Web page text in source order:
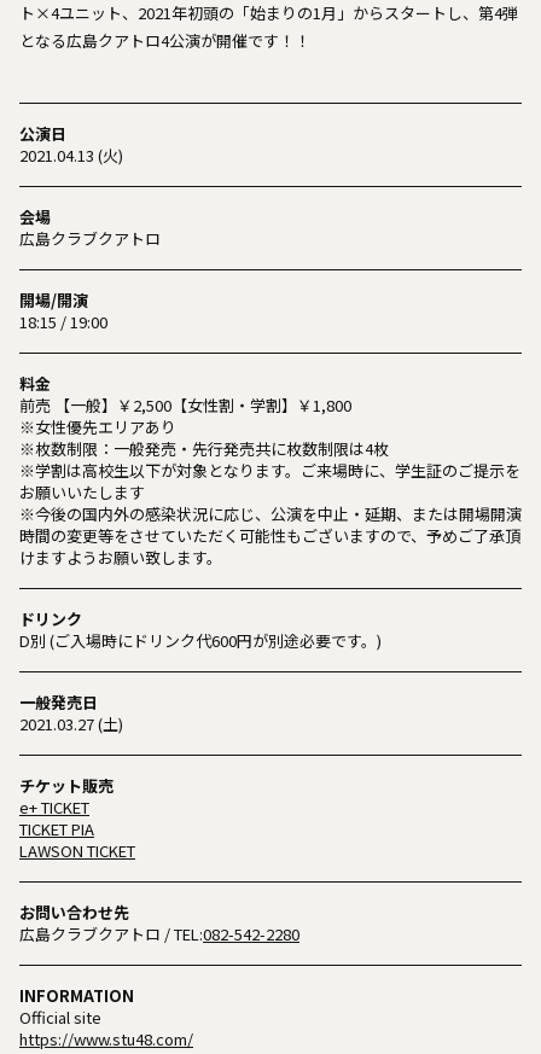
ト×4ユニット、2021年初頭の「始まりの1月」からスタートし、第4弾
となる広島クアトロ4公演が開催です！！
公演日
2021.04.13 (火)
会場
広島クラブクアトロ
開場/開演
18:15 / 19:00
料金
前売 【一般】￥2,500【女性割・学割】￥1,800
※女性優先エリアあり
※枚数制限：一般発売・先行発売共に枚数制限は4枚
※学割は高校生以下が対象となります。ご来場時に、学生証のご提示を
お願いいたします
※今後の国内外の感染状況に応じ、公演を中止・延期、または開場開演
時間の変更等をさせていただく可能性もございますので、予めご了承頂
けますようお願い致します。
ドリンク
D別 (ご入場時にドリンク代600円が別途必要です。)
一般発売日
2021.03.27 (土)
チケット販売
e+ TICKET
TICKET PIA
LAWSON TICKET
お問い合わせ先
広島クラブクアトロ / TEL:082-542-2280
INFORMATION
Official site
https://www.stu48.com/